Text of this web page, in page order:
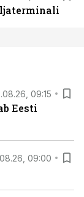
09:15
Eesti
09:00